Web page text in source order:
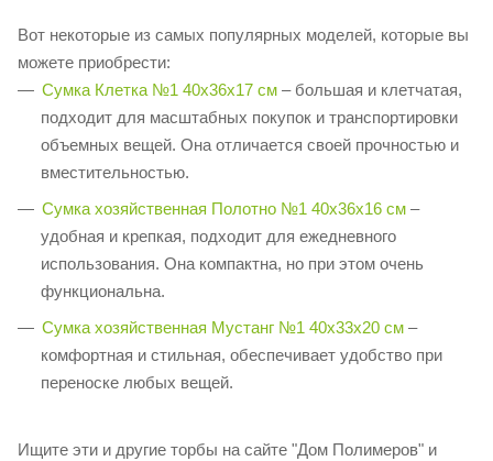
Вот некоторые из самых популярных моделей, которые вы
можете приобрести:
Сумка Клетка №1 40х36х17 см – большая и клетчатая,
подходит для масштабных покупок и транспортировки
объемных вещей. Она отличается своей прочностью и
вместительностью.
Сумка хозяйственная Полотно №1 40x36х16 см –
удобная и крепкая, подходит для ежедневного
использования. Она компактна, но при этом очень
функциональна.
Сумка хозяйственная Мустанг №1 40х33х20 см –
комфортная и стильная, обеспечивает удобство при
переноске любых вещей.
Ищите эти и другие торбы на сайте "Дом Полимеров" и